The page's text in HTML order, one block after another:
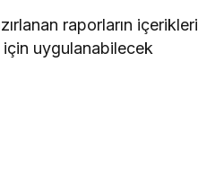
raporların içerikleri
için uygulanabilecek